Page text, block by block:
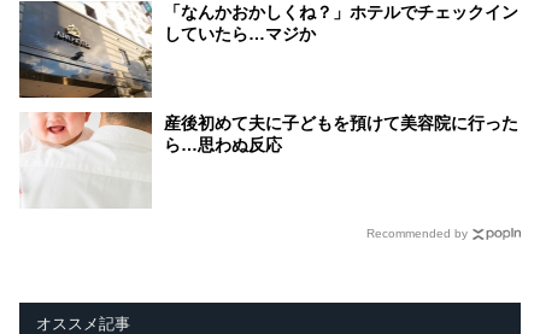
「なんかおかしくね？」ホテルでチェックイン
していたら…マジか
産後初めて夫に子どもを預けて美容院に行った
ら…思わぬ反応
Recommended by
オススメ記事